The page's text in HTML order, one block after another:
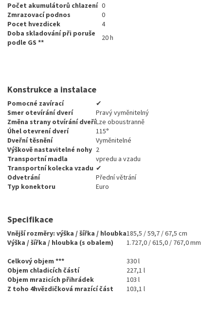
Počet akumulátorů chlazení 0
Zmrazovací podnos
0
Pocet hvezdicek
4
Doba skladování při poruše
podle GS **
20 h
Konstrukce a instalace
Pomocné zavírací
✔
Smer otevírání dverí
Pravý vyměnitelný
Změna strany otvírání dveříLze oboustranně
Úhel otevrení dverí
115°
Dveřní těsnění
Vyměnitelné
Výškově nastavitelné nohy 2
Transportní madla
vpredu a vzadu
Transportní kolecka vzadu ✔
Odvetrání
Přední větrání
Typ konektoru
Euro
Specifikace
Vnější rozměry: výška / šířka / hloubka185,5 / 59,7 / 67,5 cm
Výška / šířka / hloubka (s obalem)
1.727,0 / 615,0 / 767,0 mm
Celkový objem ***
330 l
Objem chladicích částí
227,1 l
Objem mrazicích přihrádek
103 l
Z toho 4hvězdičková mrazící část
103,1 l